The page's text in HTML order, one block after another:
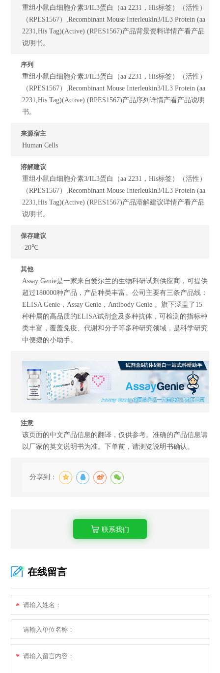
重组小鼠白细胞介素3/IL3蛋白（aa 2231，His标签）（活性）
（RPES1567）,Recombinant Mouse Interleukin3/IL3 Protein (aa
2231,His Tag)(Active) (RPES1567)产品背景资料详情产看产品
说明书。
序列
重组小鼠白细胞介素3/IL3蛋白（aa 2231，His标签）（活性）
（RPES1567）,Recombinant Mouse Interleukin3/IL3 Protein (aa
2231,His Tag)(Active) (RPES1567)产品序列详情产看产品说明
书。
来源宿主
Human Cells
溶解建议
重组小鼠白细胞介素3/IL3蛋白（aa 2231，His标签）（活性）
（RPES1567）,Recombinant Mouse Interleukin3/IL3 Protein (aa
2231,His Tag)(Active) (RPES1567)产品溶解建议详情产看产品
说明书。
保存建议
-20℃
其他
Assay Genie是一家来自爱尔兰的生物科研试剂供应商，可提供
超过180000种产品，产品种类丰富。公司主要有三条产品线：
ELISA Genie，Assay Genie，Antibody Genie 。旗下涵盖了15
种种属的高品质的ELISA试剂盒及多种抗体，可检测的指标种
类丰富，覆盖免疫、代谢和分子等多种研究领域，是科学研究
中便捷的小助手。
注意
该页面的中文产品信息的翻译，仅供参考。准确的产品信息请
以厂家的英文说明书为准。下单前，请浏览说明书确认。
分享到：
联系我们
在线留言
*
*